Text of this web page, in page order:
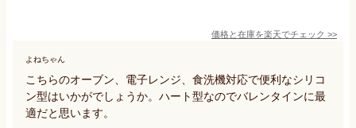
価格と在庫を楽天でチェック >>
よねちゃん
こちらのオーブン、電子レンジ、食洗機対応で便利なシリコ
ン型はいかがでしょうか。ハート型なのでバレンタインに最
適だと思います。